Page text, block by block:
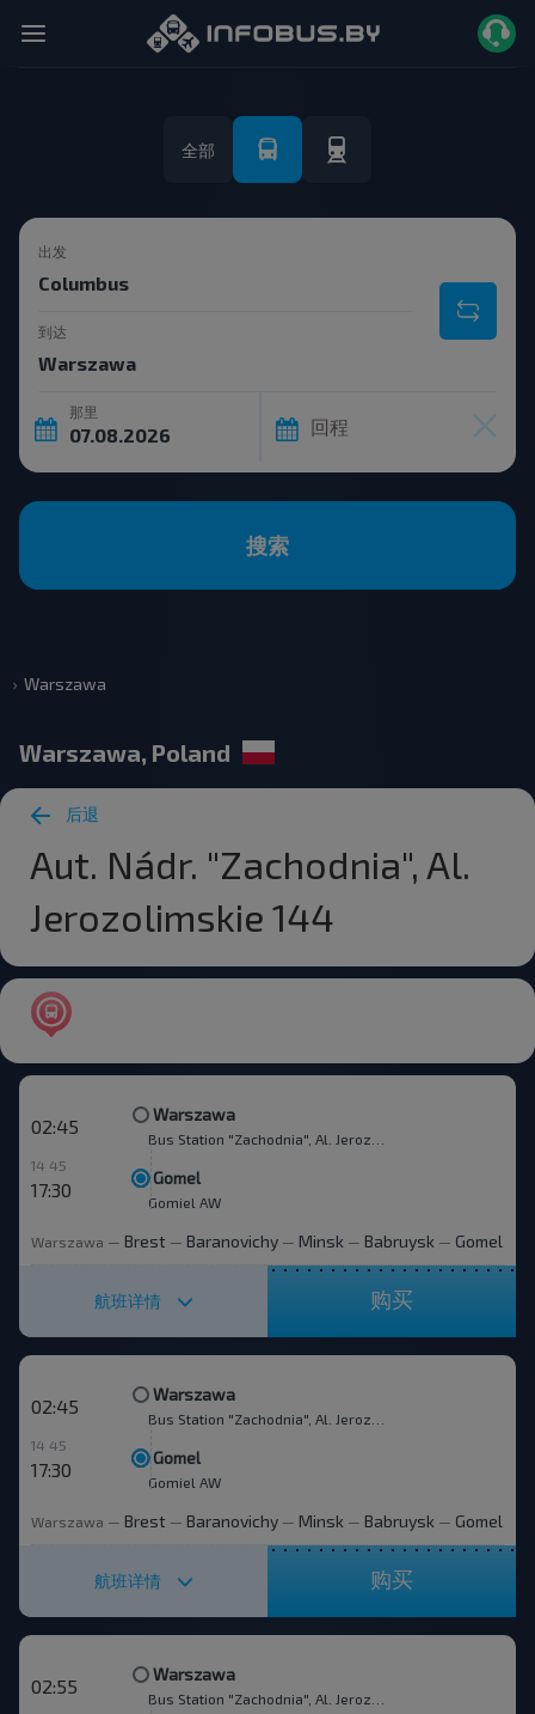
全部
出发
到达
那里
回程
搜索
Warszawa
Warszawa, Poland
后退
Aut. Nádr. "Zachodnia", Al.
Jerozolimskie 144
02:45
Warszawa
14 45
17:30
Gomel
Gomiel AW
Warszawa — Brest — Baranovichy — Minsk — Babruysk — Gomel
航班详情 购买
02:45
Warszawa
14 45
17:30
Gomel
Gomiel AW
Warszawa — Brest — Baranovichy — Minsk — Babruysk — Gomel
航班详情 购买
02:55
Warszawa